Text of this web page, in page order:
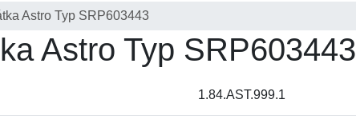
Astro Typ SRP603443
Astro Typ SRP603443
1.84.AST.999.1